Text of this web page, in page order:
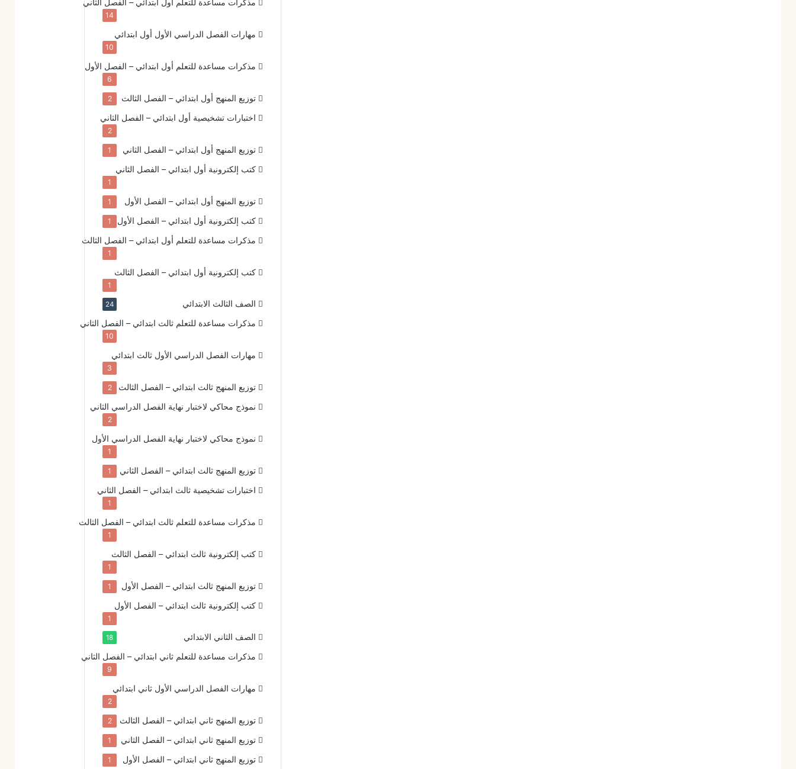
مذكرات مساعدة للتعلم أول ابتدائي – الفصل الثاني
14
مهارات الفصل الدراسي الأول أول ابتدائي
10
مذكرات مساعدة للتعلم أول ابتدائي – الفصل الأول
6
توزيع المنهج أول ابتدائي – الفصل الثالث 2
اختبارات تشخيصية أول ابتدائي – الفصل الثاني
2
توزيع المنهج أول ابتدائي – الفصل الثاني 1
كتب إلكترونية أول ابتدائي – الفصل الثاني
1
توزيع المنهج أول ابتدائي – الفصل الأول 1
كتب إلكترونية أول ابتدائي – الفصل الأول 1
مذكرات مساعدة للتعلم أول ابتدائي – الفصل الثالث
1
كتب إلكترونية أول ابتدائي – الفصل الثالث
1
الصف الثالث الابتدائي 24
مذكرات مساعدة للتعلم ثالث ابتدائي – الفصل الثاني
10
مهارات الفصل الدراسي الأول ثالث ابتدائي
3
توزيع المنهج ثالث ابتدائي – الفصل الثالث 2
نموذج محاكي لاختبار نهاية الفصل الدراسي الثاني
2
نموذج محاكي لاختبار نهاية الفصل الدراسي الأول
1
توزيع المنهج ثالث ابتدائي – الفصل الثاني 1
اختبارات تشخيصية ثالث ابتدائي – الفصل الثاني
1
مذكرات مساعدة للتعلم ثالث ابتدائي – الفصل الثالث
1
كتب إلكترونية ثالث ابتدائي – الفصل الثالث
1
توزيع المنهج ثالث ابتدائي – الفصل الأول 1
كتب إلكترونية ثالث ابتدائي – الفصل الأول
1
الصف الثاني الابتدائي 18
مذكرات مساعدة للتعلم ثاني ابتدائي – الفصل الثاني
9
مهارات الفصل الدراسي الأول ثاني ابتدائي
2
توزيع المنهج ثاني ابتدائي – الفصل الثالث 2
توزيع المنهج ثاني ابتدائي – الفصل الثاني 1
توزيع المنهج ثاني ابتدائي – الفصل الأول 1